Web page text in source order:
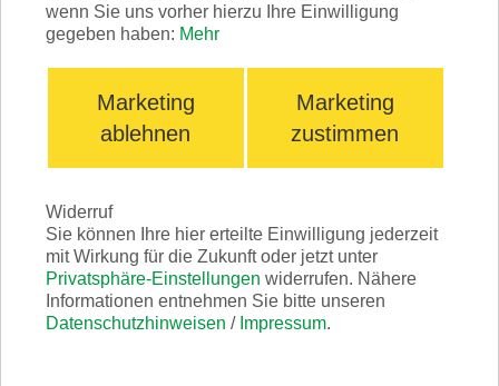
Der Kontinuierliche
Verbesserungsprozess
(KVP)
Damit wir heute noch besser sind
als wir gestern schon waren!
Wir möchten unsere Kunden mit unseren
Produkten und Dienstleistungen begeistern!
Reklamationen betrachten wir als positiv, denn
sie helfen uns dabei uns zu verbessern. Wir
wenn Sie uns vorher hierzu Ihre Einwilligung
gegeben haben: Mehr
Marketing
ablehnen
Marketing
zustimmen
Widerruf
Sie können Ihre hier erteilte Einwilligung jederzeit
mit Wirkung für die Zukunft oder jetzt unter
Privatsphäre-Einstellungen widerrufen. Nähere
Informationen entnehmen Sie bitte unseren
Datenschutzhinweisen / Impressum.